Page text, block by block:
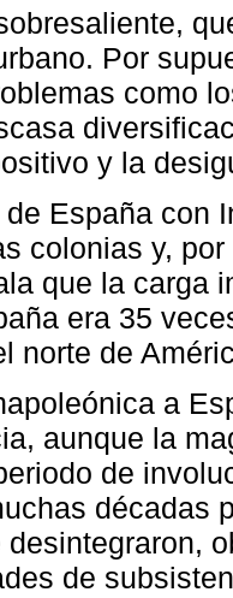
Por
como
y la
España con
colonias y,
que la carga
era 35
norte de
a
aunque la
de
décadas
desintegraron,
de